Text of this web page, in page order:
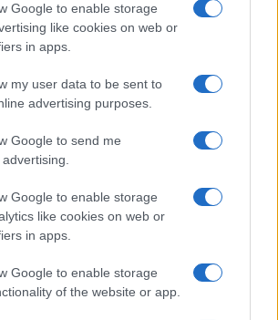
Google to enable storage
like cookies on web or
in apps.
my user data to be sent to
advertising purposes.
Google to send me
Google to enable storage
like cookies on web or
in apps.
Google to enable storage
of the website or app.
ΔΗΜΟΦΙΛΗ
αποχωρήσεις και άλλες συμφωνίες
η συνεργασία του Ομίλου με τον
ανατροπών
την Cosmote TV o Μιχάλης Τσώχος